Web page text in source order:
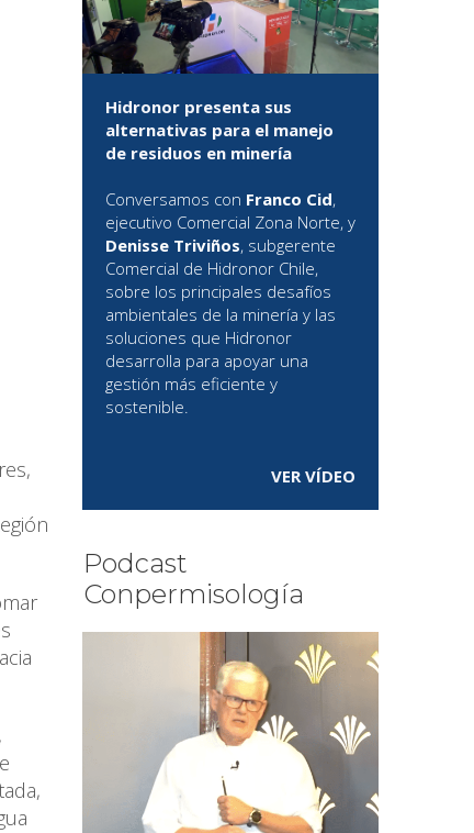
Hidronor presenta sus
alternativas para el manejo
de residuos en minería
Conversamos con Franco Cid,
ejecutivo Comercial Zona Norte, y
Denisse Triviños, subgerente
Comercial de Hidronor Chile,
sobre los principales desafíos
ambientales de la minería y las
soluciones que Hidronor
desarrolla para apoyar una
gestión más eficiente y
sostenible.
VER VÍDEO
Podcast
Conpermisología